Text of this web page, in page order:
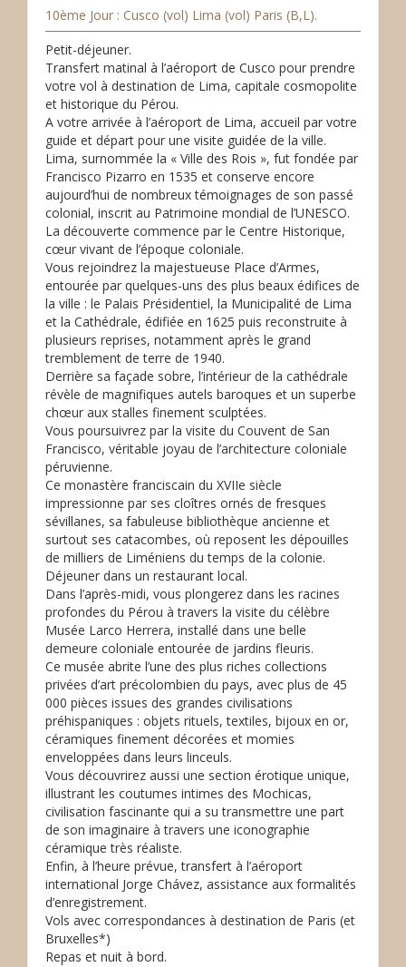
10ème Jour : Cusco (vol) Lima (vol) Paris (B,L).
Petit-déjeuner.
Transfert matinal à l’aéroport de Cusco pour prendre
votre vol à destination de Lima, capitale cosmopolite
et historique du Pérou.
A votre arrivée à l’aéroport de Lima, accueil par votre
guide et départ pour une visite guidée de la ville.
Lima, surnommée la « Ville des Rois », fut fondée par
Francisco Pizarro en 1535 et conserve encore
aujourd’hui de nombreux témoignages de son passé
colonial, inscrit au Patrimoine mondial de l’UNESCO.
La découverte commence par le Centre Historique,
cœur vivant de l’époque coloniale.
Vous rejoindrez la majestueuse Place d’Armes,
entourée par quelques-uns des plus beaux édifices de
la ville : le Palais Présidentiel, la Municipalité de Lima
et la Cathédrale, édifiée en 1625 puis reconstruite à
plusieurs reprises, notamment après le grand
tremblement de terre de 1940.
Derrière sa façade sobre, l’intérieur de la cathédrale
révèle de magnifiques autels baroques et un superbe
chœur aux stalles finement sculptées.
Vous poursuivrez par la visite du Couvent de San
Francisco, véritable joyau de l’architecture coloniale
péruvienne.
Ce monastère franciscain du XVIIe siècle
impressionne par ses cloîtres ornés de fresques
sévillanes, sa fabuleuse bibliothèque ancienne et
surtout ses catacombes, où reposent les dépouilles
de milliers de Liméniens du temps de la colonie.
Déjeuner dans un restaurant local.
Dans l’après-midi, vous plongerez dans les racines
profondes du Pérou à travers la visite du célèbre
Musée Larco Herrera, installé dans une belle
demeure coloniale entourée de jardins fleuris.
Ce musée abrite l’une des plus riches collections
privées d’art précolombien du pays, avec plus de 45
000 pièces issues des grandes civilisations
préhispaniques : objets rituels, textiles, bijoux en or,
céramiques finement décorées et momies
enveloppées dans leurs linceuls.
Vous découvrirez aussi une section érotique unique,
illustrant les coutumes intimes des Mochicas,
civilisation fascinante qui a su transmettre une part
de son imaginaire à travers une iconographie
céramique très réaliste.
Enfin, à l’heure prévue, transfert à l’aéroport
international Jorge Chávez, assistance aux formalités
d’enregistrement.
Vols avec correspondances à destination de Paris (et
Bruxelles*)
Repas et nuit à bord.